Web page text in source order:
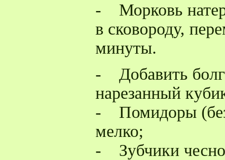
- Морковь
в сковороду,
минуты.
- Добавить
нарезанный
- Помидоры
мелко;
- Зубчики